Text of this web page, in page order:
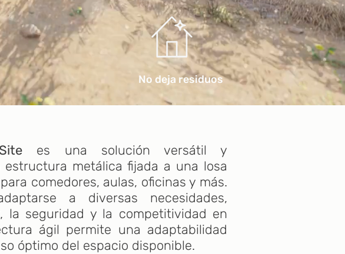
No deja residuos
es una solución versátil y
estructura metálica fijada a una losa
comedores, aulas, oficinas y más.
a diversas necesidades,
la seguridad y la competitividad en
ágil permite una adaptabilidad
óptimo del espacio disponible.